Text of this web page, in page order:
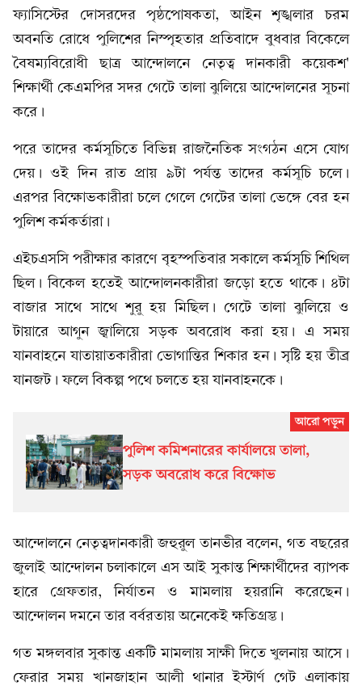
ফ্যাসিস্টের দোসরদের পৃষ্ঠপোষকতা, আইন শৃঙ্খলার চরম
অবনতি রোধে পুলিশের নিস্পৃহতার প্রতিবাদে বুধবার বিকেলে
বৈষম্যবিরোধী ছাত্র আন্দোলনে নেতৃত্ব দানকারী কয়েকশ'
শিক্ষার্থী কেএমপির সদর গেটে তালা ঝুলিয়ে আন্দোলনের সূচনা
করে।
পরে তাদের কর্মসূচিতে বিভিন্ন রাজনৈতিক সংগঠন এসে যোগ
দেয়। ওই দিন রাত প্রায় ৯টা পর্যন্ত তাদের কর্মসূচি চলে।
এরপর বিক্ষোভকারীরা চলে গেলে গেটের তালা ভেঙ্গে বের হন
পুলিশ কর্মকর্তারা।
এইচএসসি পরীক্ষার কারণে বৃহস্পতিবার সকালে কর্মসূচি শিথিল
ছিল। বিকেল হতেই আন্দোলনকারীরা জড়ো হতে থাকে। ৪টা
বাজার সাথে সাথে শুরু হয় মিছিল। গেটে তালা ঝুলিয়ে ও
টায়ারে আগুন জ্বালিয়ে সড়ক অবরোধ করা হয়। এ সময়
যানবাহনে যাতায়াতকারীরা ভোগান্তির শিকার হন। সৃষ্টি হয় তীব্র
যানজট। ফলে বিকল্প পথে চলতে হয় যানবাহনকে।
পুলিশ কমিশনারের কার্যালয়ে তালা,
সড়ক অবরোধ করে বিক্ষোভ
আন্দোলনে নেতৃত্বদানকারী জহুরুল তানভীর বলেন, গত বছরের
জুলাই আন্দোলন চলাকালে এস আই সুকান্ত শিক্ষার্থীদের ব্যাপক
হারে গ্রেফতার, নির্যাতন ও মামলায় হয়রানি করেছেন।
আন্দোলন দমনে তার বর্বরতায় অনেকেই ক্ষতিগ্রস্ত।
গত মঙ্গলবার সুকান্ত একটি মামলায় সাক্ষী দিতে খুলনায় আসে।
ফেরার সময় খানজাহান আলী থানার ইস্টার্ণ গেট এলাকায়